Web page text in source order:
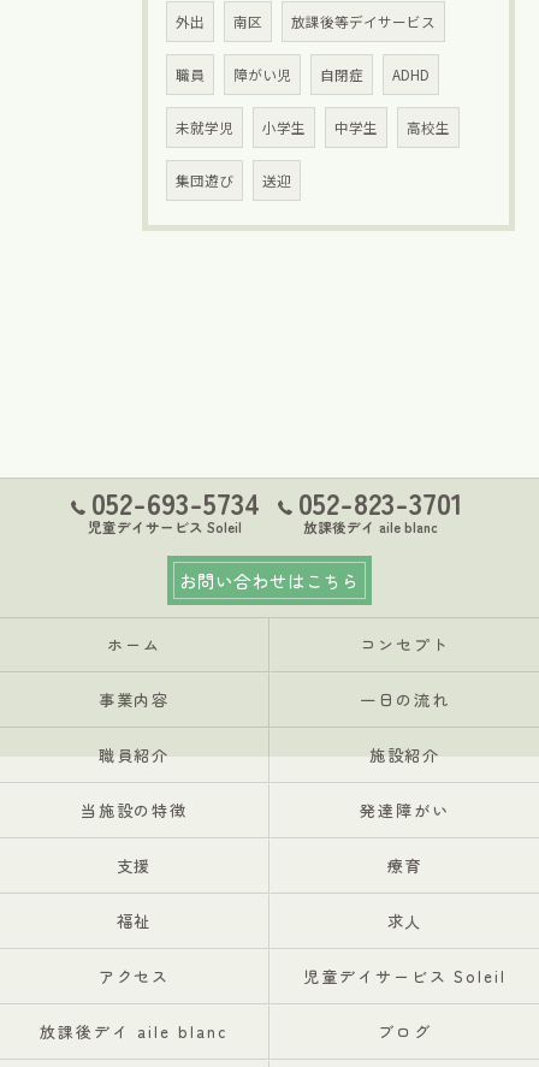
外出 南区 放課後等デイサービス
職員 障がい児 自閉症 ADHD
未就学児 小学生 中学生 高校生
集団遊び 送迎
052-693-5734
児童デイサービス Soleil
052-823-3701
放課後デイ aile blanc
お問い合わせはこちら
ホーム コンセプト
事業内容 一日の流れ
職員紹介 施設紹介
当施設の特徴 発達障がい
支援 療育
福祉 求人
アクセス 児童デイサービス Soleil
放課後デイ aile blanc ブログ